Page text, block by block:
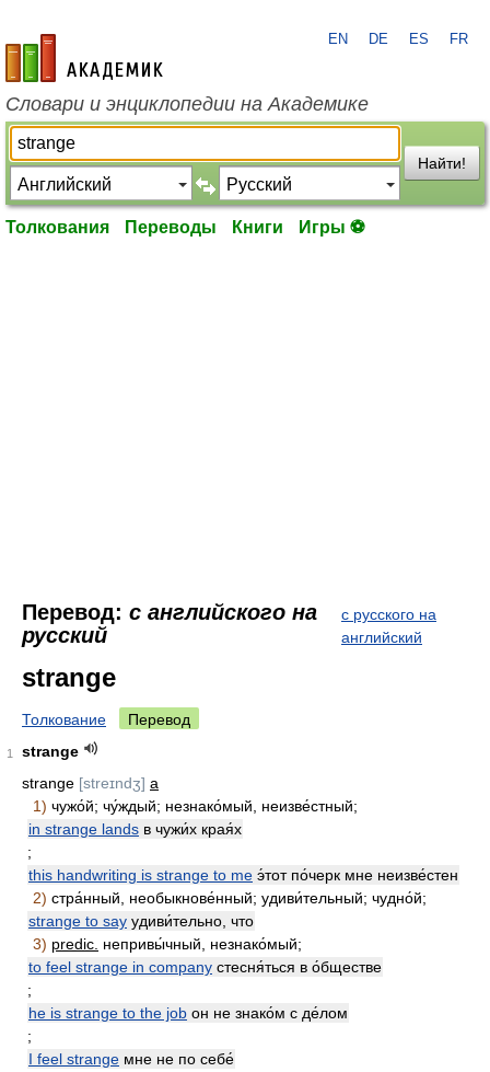
academic.ru
EN DE ES FR
Словари и энциклопедии на Академике
Найти!
Толкования Переводы Книги Игры ⚽
Перевод: с английского на
русский
с русского на
английский
strange
Толкование Перевод
1
strange
strange [streɪndʒ] a
1) чужо́й; чу́ждый; незнако́мый, неизве́стный;
in strange lands в чужи́х края́х
;
this handwriting is strange to me э́тот по́черк мне неизве́стен
2) стра́нный, необыкнове́нный; удиви́тельный; чудно́й;
strange to say удиви́тельно, что
3) predic. непривы́чный, незнако́мый;
to feel strange in company стесня́ться в о́бществе
;
he is strange to the job он не знако́м с де́лом
;
I feel strange мне не по себе́